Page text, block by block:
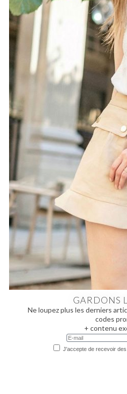
GARDONS
Ne loupez plus les derniers
codes
+ contenu
J'accepte de recevoir